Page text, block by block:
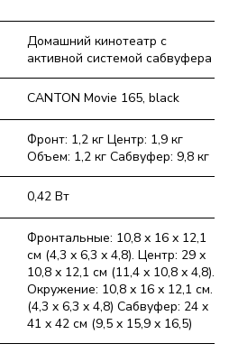
Домашний кинотеатр с
активной системой сабвуфера
CANTON Movie 165, black
Фронт: 1,2 кг Центр: 1,9 кг
Объем: 1,2 кг Сабвуфер: 9,8 кг
0,42 Вт
Фронтальные: 10,8 х 16 х 12,1
см (4,3 х 6,3 х 4,8). Центр: 29 х
10,8 х 12,1 см (11,4 х 10,8 х 4,8).
Окружение: 10,8 х 16 х 12,1 см.
(4,3 x 6,3 x 4,8) Сабвуфер: 24 x
41 x 42 см (9,5 x 15,9 x 16,5)